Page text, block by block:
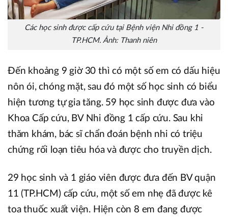
Các học sinh được cấp cứu tại Bệnh viện Nhi đồng 1 -
TP.HCM. Ảnh: Thanh niên
Đến khoảng 9 giờ 30 thì có một số em có dấu hiệu
nôn ói, chóng mặt, sau đó một số học sinh có biểu
hiện tương tự gia tăng. 59 học sinh được đưa vào
Khoa Cấp cứu, BV Nhi đồng 1 cấp cứu. Sau khi
thăm khám, bác sĩ chẩn đoán bệnh nhi có triệu
chứng rối loạn tiêu hóa và được cho truyền dịch.
29 học sinh và 1 giáo viên được đưa đến BV quận
11 (TP.HCM) cấp cứu, một số em nhẹ đã được kê
toa thuốc xuất viện. Hiện còn 8 em đang được